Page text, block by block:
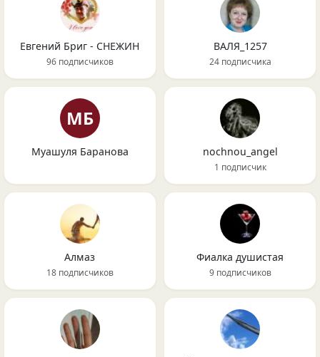
Евгений Бриг - СНЕЖИН
96 подписчиков
ВАЛЯ_1257
24 подписчика
МБ
Муашуля Баранова nochnou_angel
1 подписчик
Алмаз
18 подписчиков
Фиалка душистая
9 подписчиков